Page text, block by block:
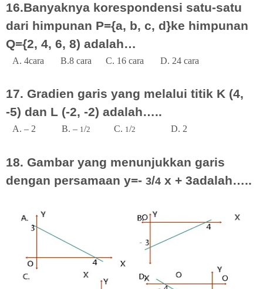
16.Banyaknya korespondensi satu-satu
dari himpunan P={a, b, c, d}ke himpunan
Q={2, 4, 6, 8) adalah…
A. 4cara B.8 cara C. 16 cara D. 24 cara
17. Gradien garis yang melalui titik K (4,
-5) dan L (-2, -2) adalah…..
A. – 2 B. – 1/2 C. 1/2 D. 2
18. Gambar yang menunjukkan garis
dengan persamaan y=- 3/4 x + 3adalah…..